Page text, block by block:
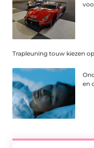
Trapleuning touw kiezen
en